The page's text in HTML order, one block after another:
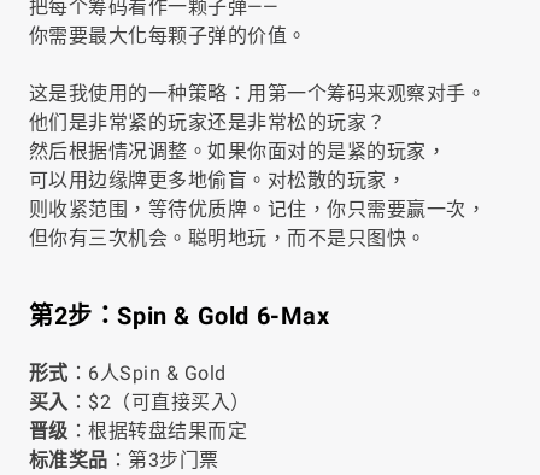
把每个筹码看作一颗子弹——
你需要最大化每颗子弹的价值。
这是我使用的一种策略：用第一个筹码来观察对手。
他们是非常紧的玩家还是非常松的玩家？
然后根据情况调整。如果你面对的是紧的玩家，
可以用边缘牌更多地偷盲。对松散的玩家，
则收紧范围，等待优质牌。记住，你只需要赢一次，
但你有三次机会。聪明地玩，而不是只图快。
第2步：Spin & Gold 6-Max
形式 ：6人Spin & Gold
买入 ：$2（可直接买入）
晋级 ：根据转盘结果而定
标准奖品 ：第3步门票